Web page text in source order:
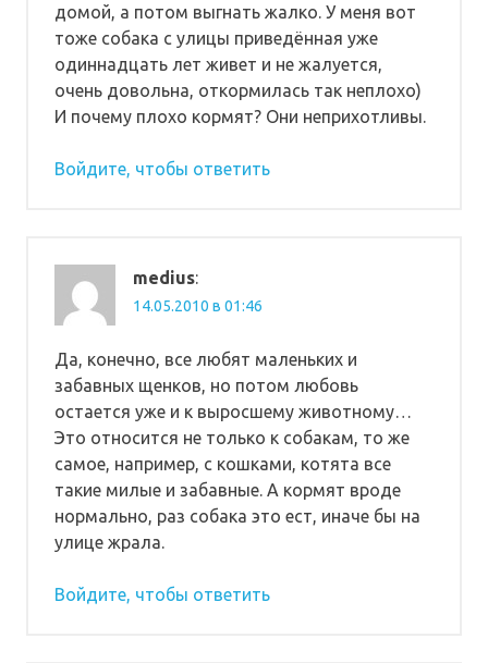
домой, а потом выгнать жалко. У меня вот
тоже собака с улицы приведённая уже
одиннадцать лет живет и не жалуется,
очень довольна, откормилась так неплохо)
И почему плохо кормят? Они неприхотливы.
Войдите, чтобы ответить
medius:
14.05.2010 в 01:46
Да, конечно, все любят маленьких и
забавных щенков, но потом любовь
остается уже и к выросшему животному…
Это относится не только к собакам, то же
самое, например, с кошками, котята все
такие милые и забавные. А кормят вроде
нормально, раз собака это ест, иначе бы на
улице жрала.
Войдите, чтобы ответить